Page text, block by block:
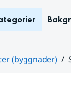
(byggnader)